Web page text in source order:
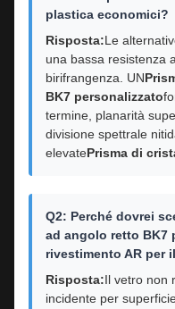
plastica economici?
Risposta:Le
una bassa resistenza
birifrangenza. UN
BK7 personalizzato
termine, planarità
divisione spettrale
elevatePrisma di
Q2: Perché dovrei
ad angolo retto BK7
rivestimento AR per
Risposta:Il vetro non
incidente per